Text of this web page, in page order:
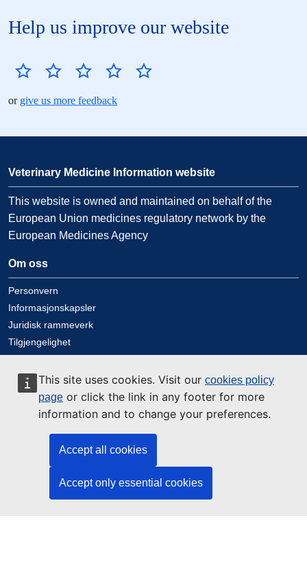
This site uses cookies. Visit our cookies policy
page or click the link in any footer for more
information and to change your preferences.
Accept all cookies
Accept only essential cookies
Help us improve our website
or give us more feedback
Veterinary Medicine Information website
This website is owned and maintained on behalf of the
European Union medicines regulatory network by the
European Medicines Agency
Om oss
Personvern
Informasjonskapsler
Juridisk rammeverk
Tilgjengelighet
Kontakt oss
Kontakt